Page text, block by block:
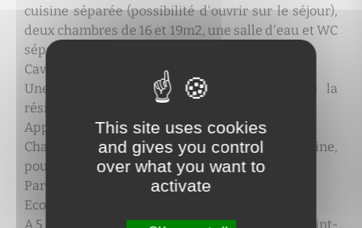
cuisine séparée (possibilité d'ouvrir sur le séjour),
deux chambres de 16 et 19m2, une salle d'eau et WC
séparés.
Cave en sous-sol.
Une pièce avec Velux au dernier étage de la
résidence complète ce bien
Appartement très calme.
Charme de l'ancien, moulure, parquet d'origine,
poutres et pierres apparentes.
Parc et marché au pied de l'immeuble.
Ecoles publiques et privées à proximité.
A 5 min du bord de Marne et 10 min du RER A Saint-
This site uses cookies
and gives you control
over what you want to
activate